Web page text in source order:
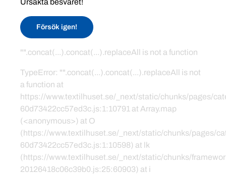
Försök igen!
"".concat(...).concat(...).replaceAll is not a function
TypeError: "".concat(...).concat(...).replaceAll is not
a function at
https://www.textilhuset.se/_next/static/chunks/pages/
60d73422cc57ed3c.js:1:10791 at Array.map
(<anonymous>) at O
(https://www.textilhuset.se/_next/static/chunks/pages/
60d73422cc57ed3c.js:1:10598) at lk
(https://www.textilhuset.se/_next/static/chunks/
20126418c06c39b0.js:25:60903) at i